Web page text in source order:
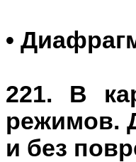
•
221. В
режимов.
и без